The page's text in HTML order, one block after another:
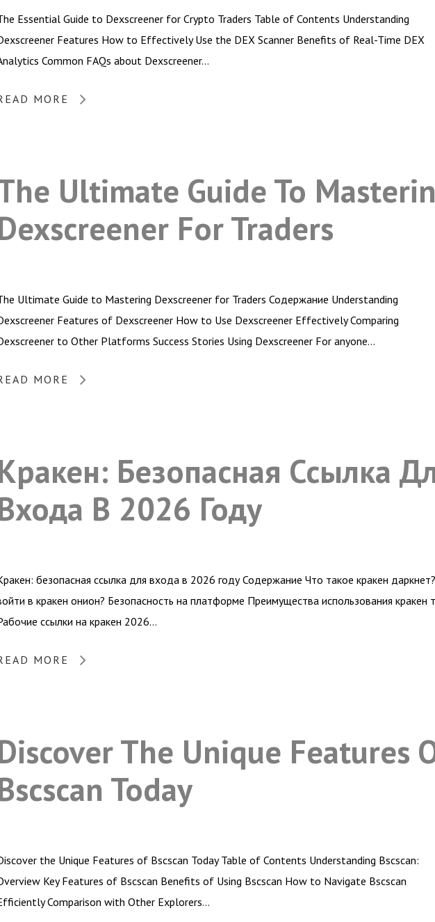
Essential Guide to Dexscreener for Crypto Traders Table of Contents Understanding
Features How to Effectively Use the DEX Scanner Benefits of Real-Time DEX
Common FAQs about Dexscreener…
MORE
Ultimate Guide To
For Traders
Ultimate Guide to Mastering Dexscreener for Traders Содержание Understanding
Features of Dexscreener How to Use Dexscreener Effectively Comparing
to Other Platforms Success Stories Using Dexscreener For anyone…
MORE
Безопасная Ссылка
В 2026 Году
безопасная ссылка для входа в 2026 году Содержание Что такое кракен
в кракен онион? Безопасность на платформе Преимущества использования кракен
ссылки на кракен 2026…
MORE
The Unique Features
Today
the Unique Features of Bscscan Today Table of Contents Understanding Bscscan:
Key Features of Bscscan Benefits of Using Bscscan How to Navigate Bscscan
Comparison with Other Explorers…